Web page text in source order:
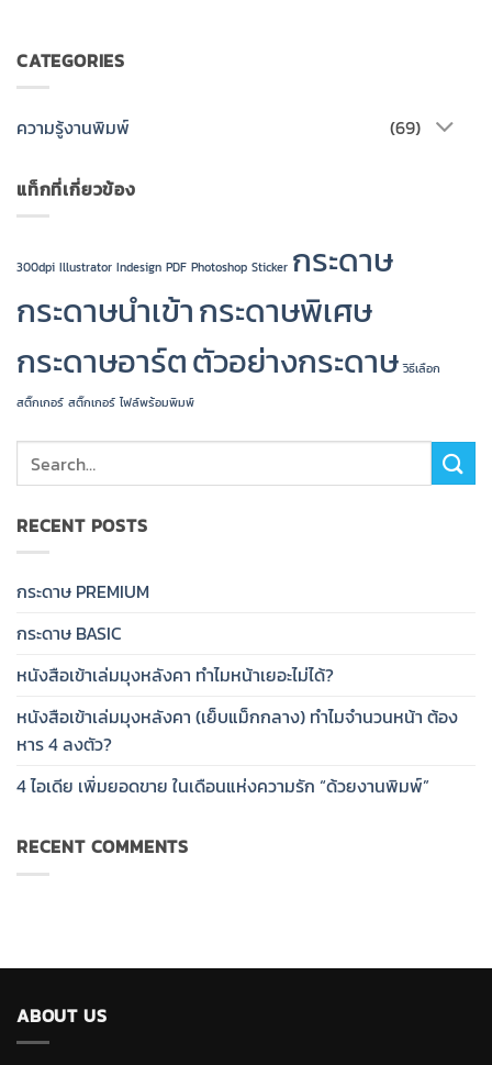
CATEGORIES
ความรู้งานพิมพ์ (69)
แท็กที่เกี่ยวข้อง
300dpi Illustrator Indesign PDF Photoshop Sticker กระดาษ
กระดาษนำเข้ากระดาษพิเศษ
กระดาษอาร์ตตัวอย่างกระดาษ วิธีเลือก
สติ๊กเกอร์ สติ๊กเกอร์ ไฟล์พร้อมพิมพ์
RECENT POSTS
กระดาษ PREMIUM
กระดาษ BASIC
หนังสือเข้าเล่มมุงหลังคา ทำไมหน้าเยอะไม่ได้?
หนังสือเข้าเล่มมุงหลังคา (เย็บแม็กกลาง) ทำไมจำนวนหน้า ต้อง
หาร 4 ลงตัว?
4 ไอเดีย เพิ่มยอดขาย ในเดือนแห่งความรัก “ด้วยงานพิมพ์”
RECENT COMMENTS
ABOUT US